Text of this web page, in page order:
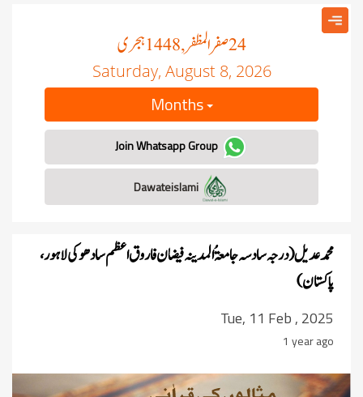
24صفر المظفر, 1448 ہجری
Saturday, August 8, 2026
Months
Join Whatsapp Group
محمد عدیل ( درجہ سادسہ جامعۃُ المدینہ فیضان فاروق اعظم سادھوکی لاہور ،
پاکستان)
Tue, 11 Feb , 2025
1 year ago